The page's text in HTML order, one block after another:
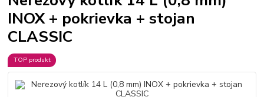
INOX + pokrievka + stojan
CLASSIC
TOP produkt